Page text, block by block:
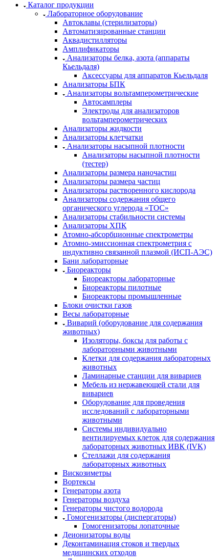
Каталог продукции
Лабораторное оборудование
Автоклавы (стерилизаторы)
Автоматизированные станции
Аквадистилляторы
Амплификаторы
Анализаторы белка, азота (аппараты
Кьельдаля)
Аксессуары для аппаратов Кьельдаля
Анализаторы БПК
Анализаторы вольтамперометрические
Автосамплеры
Электроды для анализаторов
вольтамперометрических
Анализаторы жидкости
Анализаторы клетчатки
Анализаторы насыпной плотности
Анализаторы насыпной плотности
(тестер)
Анализаторы размера наночастиц
Анализаторы размера частиц
Анализаторы растворенного кислорода
Анализаторы содержания общего
органического углерода «TOC»
Анализаторы стабильности системы
Анализаторы ХПК
Атомно-абсорбционные спектрометры
Атомно-эмиссионная спектрометрия с
индуктивно связанной плазмой (ИСП-АЭС)
Бани лабораторные
Биореакторы
Биореакторы лабораторные
Биореакторы пилотные
Биореакторы промышленные
Блоки очистки газов
Весы лабораторные
Виварий (оборудование для содержания
животных)
Изоляторы, боксы для работы с
лабораторными животными
Клетки для содержания лабораторных
животных
Ламинарные станции для вивариев
Мебель из нержавеющей стали для
вивариев
Оборудование для проведения
исследований с лабораторными
животными
Системы индивидуально
вентилируемых клеток для содержания
лабораторных животных ИВК (IVK)
Стеллажи для содержания
лабораторных животных
Вискозиметры
Вортексы
Генераторы азота
Генераторы воздуха
Генераторы чистого водорода
Гомогенизаторы (диспергаторы)
Гомогенизаторы лопаточные
Деионизаторы воды
Деконтаминация стоков и твердых
медицинских отходов